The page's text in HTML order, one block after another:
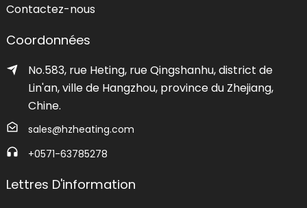
Contactez-nous
Coordonnées
No.583, rue Heting, rue Qingshanhu, district de
Lin'an, ville de Hangzhou, province du Zhejiang,
Chine.
sales@hzheating.com
+0571-63785278
Lettres D'information